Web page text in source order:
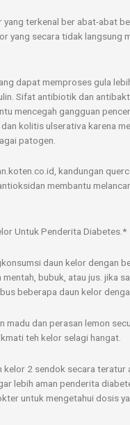
yang terkenal ber abat-abat
yang secara tidak langsung
dapat memproses gula
Sifat antibiotik dan
mencegah gangguan
kolitis ulserativa karena
patogen.
kandungan
membantu
Untuk Penderita Diabetes.*
daun kelor dengan
bubuk, atau jus. jika
beberapa daun kelor
madu dan perasan lemon
teh kelor selagi hangat.
kelor 2 sendok secara teratur
lebih aman penderita
untuk mengetahui dosis